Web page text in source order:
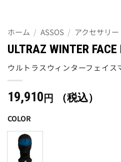
ホーム / ASSOS / アクセサリー
ULTRAZ WINTER
ウルトラスウィンターフェイス
19,910 円 （税込）
COLOR